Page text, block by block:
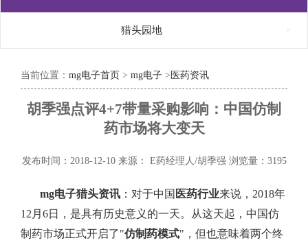
猎头园地
当前位置： mg电子首页 > mg电子 > 医药资讯
胡季强点评4+7带量采购影响：中国仿制
药市场将大变天
发布时间：2018-12-10 来源： E药经理人/胡季强 浏览量：3195
mg电子猎头资讯 ：对于中国 医药行业来说， 2018年
12 月 6日，是具有历史意义的一天。从这天起，中国仿
制药市场正式开启了"仿制药模式" ，但也意味着两个终